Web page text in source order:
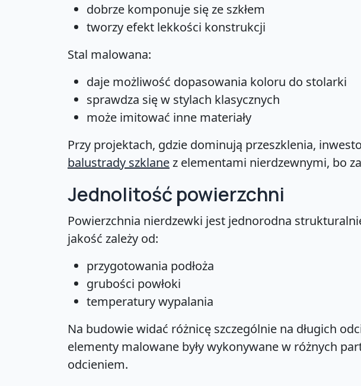
dobrze komponuje się ze szkłem
tworzy efekt lekkości konstrukcji
Stal malowana:
daje możliwość dopasowania koloru do stolarki
sprawdza się w stylach klasycznych
może imitować inne materiały
Przy projektach, gdzie dominują przeszklenia,
balustrady szklanez elementami nierdzewnymi, bo
Jednolitość powierzchni
Powierzchnia nierdzewki jest jednorodna
jakość zależy od:
przygotowania podłoża
grubości powłoki
temperatury wypalania
Na budowie widać różnicę szczególnie na długich
elementy malowane były wykonywane w różnych
odcieniem.